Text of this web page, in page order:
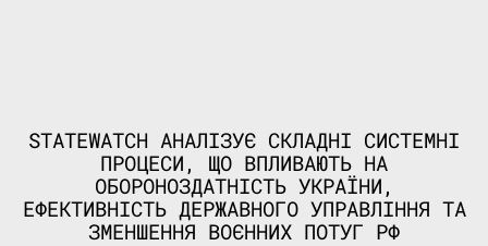
STATEWATCH АНАЛІЗУЄ СКЛАДНІ СИСТЕМНІ
ПРОЦЕСИ, ЩО ВПЛИВАЮТЬ НА
ОБОРОНОЗДАТНІСТЬ УКРАЇНИ,
ЕФЕКТИВНІСТЬ ДЕРЖАВНОГО УПРАВЛІННЯ ТА
ЗМЕНШЕННЯ ВОЄННИХ ПОТУГ РФ